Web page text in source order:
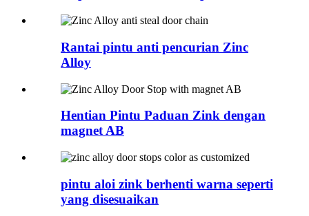
Rantai pintu anti pencurian Zinc
Alloy
Hentian Pintu Paduan Zink dengan
magnet AB
pintu aloi zink berhenti warna seperti
yang disesuaikan